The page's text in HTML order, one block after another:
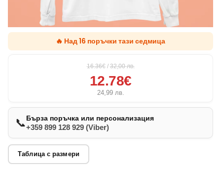
🔥 Над 16 поръчки тази седмица
16.36€ / 32,00лв.
12.78€
24,99 лв.
📞Бърза поръчка или персонализация
+359 899 128 929 (Viber)
Таблица с размери